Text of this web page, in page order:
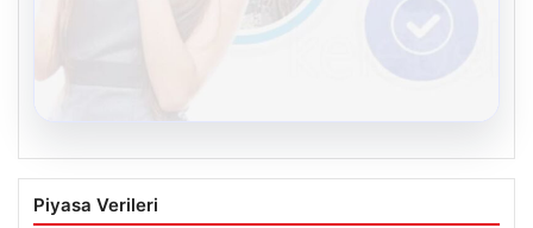
Kelebek sohbet platformu İle Çevrim içi
İletişimin Seviyeli Adresi Ve Chat
Piyasa Verileri